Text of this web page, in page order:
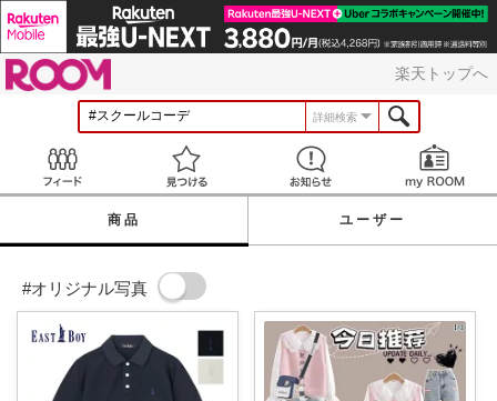
楽天トップへ
詳細検索
見つける お知らせ
商品 ユーザー
#オリジナル写真